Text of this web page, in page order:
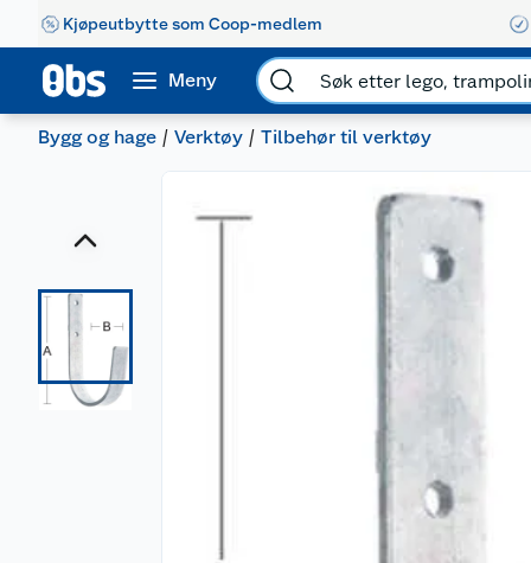
Kjøpeutbytte som Coop-medlem
Meny
Bygg og hage Verktøy Tilbehør til verktøy